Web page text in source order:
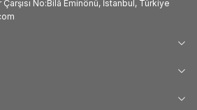
Çarşısı No:Bilâ Eminönü, İstanbul, Türkiye